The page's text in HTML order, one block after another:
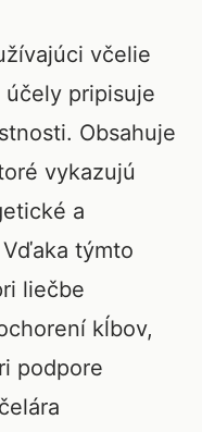
včelie
pripisuje
Obsahuje
vykazujú
a
týmto
liečbe
kĺbov,
podpore